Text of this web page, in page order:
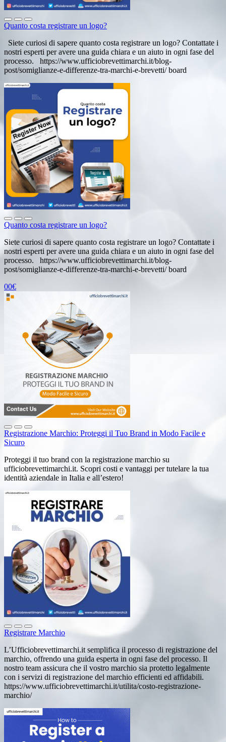
Quanto costa registrare un logo?
Siete curiosi di sapere quanto costa registrare un logo? Contattate i
nostri esperti per avere una guida chiara e un aiuto in ogni fase del
processo. https://www.ufficiobrevettimarchi.it/blog-
post/somiglianze-e-differenze-tra-marchi-e-brevetti/ board
Quanto costa registrare un logo?
Siete curiosi di sapere quanto costa registrare un logo? Contattate i
nostri esperti per avere una guida chiara e un aiuto in ogni fase del
processo. https://www.ufficiobrevettimarchi.it/blog-
post/somiglianze-e-differenze-tra-marchi-e-brevetti/ board
00€
Registrazione Marchio: Proteggi il Tuo Brand in Modo Facile e
Sicuro
Proteggi il tuo brand con la registrazione marchio su
ufficiobrevettimarchi.it. Scopri costi e vantaggi per tutelare la tua
identità aziendale in Italia e all’estero!
Registrare Marchio
L’Ufficiobrevettimarchi.it semplifica il processo di registrazione del
marchio, offrendo una guida esperta in ogni fase del processo. Il
nostro team assicura che il vostro marchio sia protetto legalmente
con i servizi di registrazione del marchio efficienti ed affidabili.
https://www.ufficiobrevettimarchi.it/utilita/costo-registrazione-
marchio/